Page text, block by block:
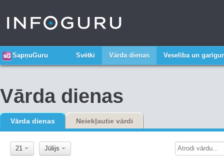
SapņuGuru Svētki Vārda dienas Veselība un
Vārda dienas
Vārda dienas Neiekļautie vārdi
21 Jūlijs